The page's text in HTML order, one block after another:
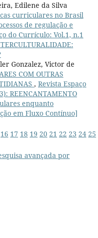
Edilene da Silva
curriculares no Brasil
de regulação e
do Currículo: Vol.1, n.1
Gonzalez, Victor de
COM OUTRAS
, Revista Espaço
REENCANTAMENTO
enquanto
em Fluxo Contínuo]
16 17 18 19 20 21 22 23 24 25
avançada por